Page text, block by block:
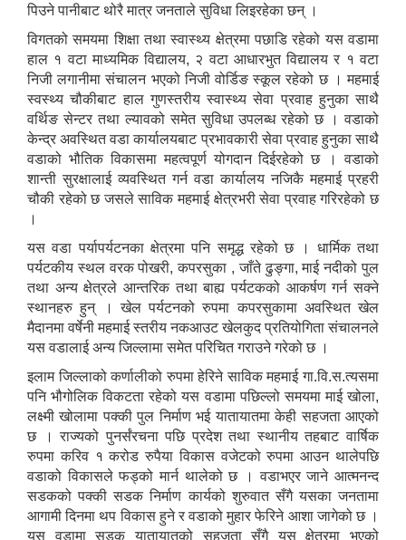
पिउने पानीबाट थोरै मात्र जनताले सुविधा लिइरहेका छन् ।
विगतको समयमा शिक्षा तथा स्वास्थ्य क्षेत्रमा पछाडि रहेको यस वडामा
हाल १ वटा माध्यमिक विद्यालय, २ वटा आधारभुत विद्यालय र १ वटा
निजी लगानीमा संचालन भएको निजी वोर्डिङ स्कूल रहेको छ । महमाई
स्वस्थ्य चौकीबाट हाल गुणस्तरीय स्वास्थ्य सेवा प्रवाह हुनुका साथै
वर्थिङ सेन्टर तथा ल्यावको समेत सुविधा उपलब्ध रहेको छ । वडाको
केन्द्र अवस्थित वडा कार्यालयबाट प्रभावकारी सेवा प्रवाह हुनुका साथै
वडाको भौतिक विकासमा महत्वपूर्ण योगदान दिईरहेको छ । वडाको
शान्ती सुरक्षालाई व्यवस्थित गर्न वडा कार्यालय नजिकै महमाई प्रहरी
चौकी रहेको छ जसले साविक महमाई क्षेत्रभरी सेवा प्रवाह गरिरहेको छ
।
यस वडा पर्यापर्यटनका क्षेत्रमा पनि समृद्ध रहेको छ । धार्मिक तथा
पर्यटकीय स्थल वरक पोखरी, कपरसुका , जाँते ढुङ्गा, माई नदीको पुल
तथा अन्य क्षेत्रले आन्तरिक तथा बाह्य पर्यटकको आकर्षण गर्न सक्ने
स्थानहरु हुन् । खेल पर्यटनको रुपमा कपरसुकामा अवस्थित खेल
मैदानमा वर्षेनी महमाई स्तरीय नकआउट खेलकुद प्रतियोगिता संचालनले
यस वडालाई अन्य जिल्लामा समेत परिचित गराउने गरेको छ ।
इलाम जिल्लाको कर्णालीको रुपमा हेरिने साविक महमाई गा.वि.स.त्यसमा
पनि भौगोलिक विकटता रहेको यस वडामा पछिल्लो समयमा माई खोला,
लक्ष्मी खोलामा पक्की पुल निर्माण भई यातायातमा केही सहजता आएको
छ । राज्यको पुनर्संरचना पछि प्रदेश तथा स्थानीय तहबाट वार्षिक
रुपमा करिव १ करोड रुपैया विकास वजेटको रुपमा आउन थालेपछि
वडाको विकासले फड्को मार्न थालेको छ । वडाभएर जाने आत्मनन्द
सडकको पक्की सडक निर्माण कार्यको शुरुवात सँगै यसका जनतामा
आगामी दिनमा थप विकास हुने र वडाको मुहार फेरिने आशा जागेको छ ।
यस वडामा सडक यातायातको सहजता सँगै यस क्षेत्रमा भएको